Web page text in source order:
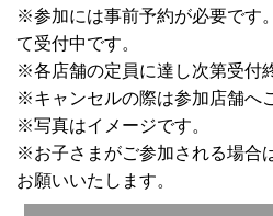
※参加には事前予約が必要です
て受付中です。
※各店舗の定員に達し次第受付
※キャンセルの際は参加店舗へ
※写真はイメージです。
※お子さまがご参加される場合
お願いいたします。